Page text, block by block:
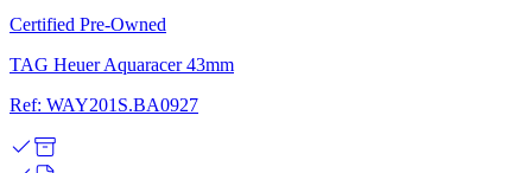
Certified Pre-Owned
TAG Heuer Aquaracer 43mm
Ref: WAY201S.BA0927